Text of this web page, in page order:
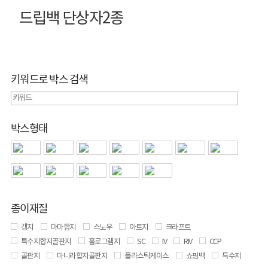
드립백 단상자2종
키워드로 박스 검색
박스형태
종이재질
갱지 마마합지 스노우 아트지
크라프트
특수지합지골판지
홀로그램지 SC IV RIV
CCP
골판지
마니라합지골판지 플라스틱케이스 쇼핑백 특수지